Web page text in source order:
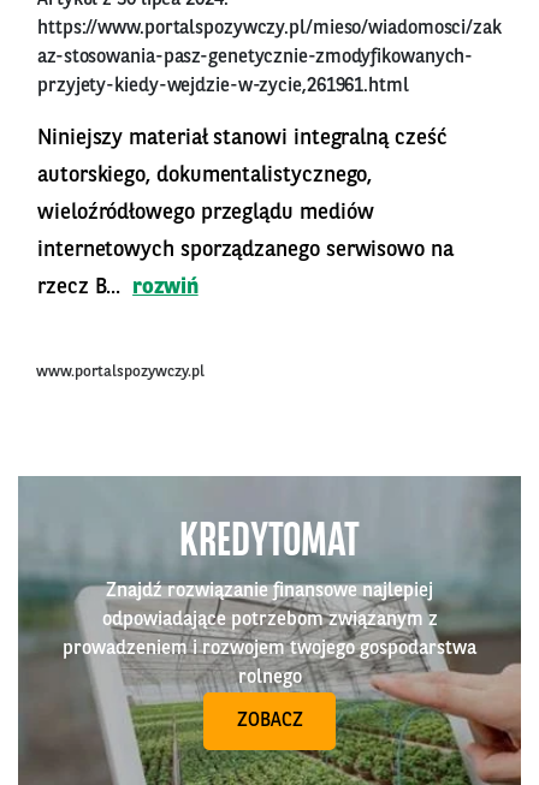
https://www.portalspozywczy.pl/mieso/wiadomosci/zak
az-stosowania-pasz-genetycznie-zmodyfikowanych-
przyjety-kiedy-wejdzie-w-zycie,261961.html
Niniejszy materiał stanowi integralną cześć
autorskiego, dokumentalistycznego,
wieloźródłowego przeglądu mediów
internetowych sporządzanego serwisowo na
rzecz B...
rozwiń
www.portalspozywczy.pl
KREDYTOMAT
Znajdź rozwiązanie finansowe najlepiej
odpowiadające potrzebom związanym z
prowadzeniem i rozwojem twojego gospodarstwa
rolnego
ZOBACZ